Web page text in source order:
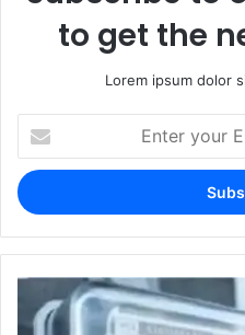
to get the
Lorem ipsum dolor